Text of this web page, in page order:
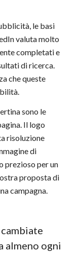
le basi
valuta molto
completati e
di ricerca.
che queste
sono le
Il logo
risoluzione
di
prezioso per un
proposta di
campagna.
cambiate
almeno ogni